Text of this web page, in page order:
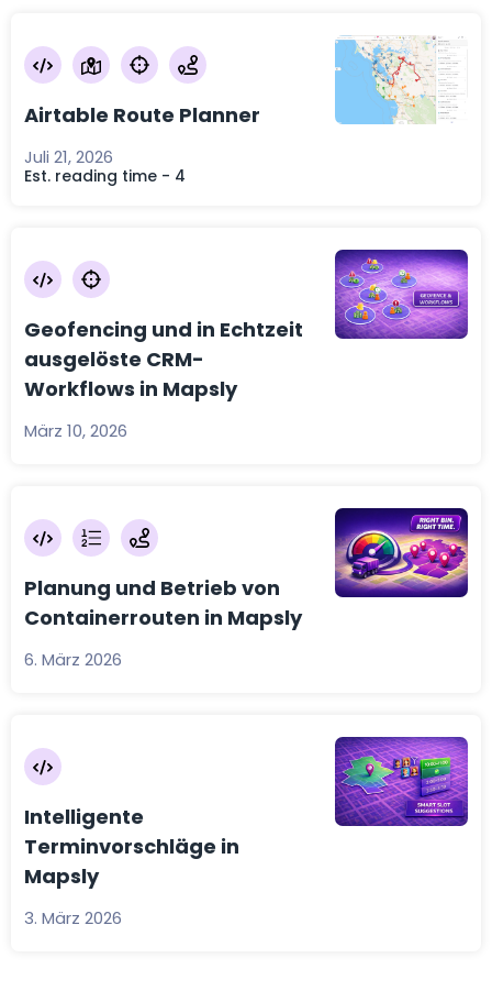
Airtable Route Planner
Juli 21, 2026
Est. reading time - 4
Geofencing und in Echtzeit
ausgelöste CRM-
Workflows in Mapsly
März 10, 2026
Planung und Betrieb von
Containerrouten in Mapsly
6. März 2026
Intelligente
Terminvorschläge in
Mapsly
3. März 2026